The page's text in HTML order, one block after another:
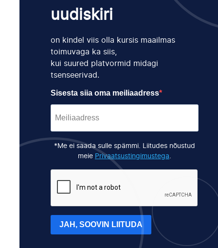
uudiskiri
on kindel viis olla kursis maailmas
toimuvaga ka siis,
kui suured platvormid midagi
tsenseerivad.
Sisesta siia oma meiliaadress
*Me ei saada sulle spämmi. Liitudes nõustud
meie Privaatsustingimustega.
JAH, SOOVIN LIITUDA